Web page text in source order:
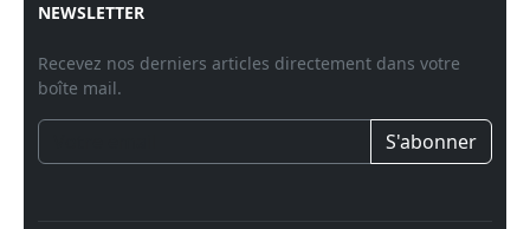
NEWSLETTER
Recevez nos derniers articles directement dans votre
boîte mail.
S'abonner